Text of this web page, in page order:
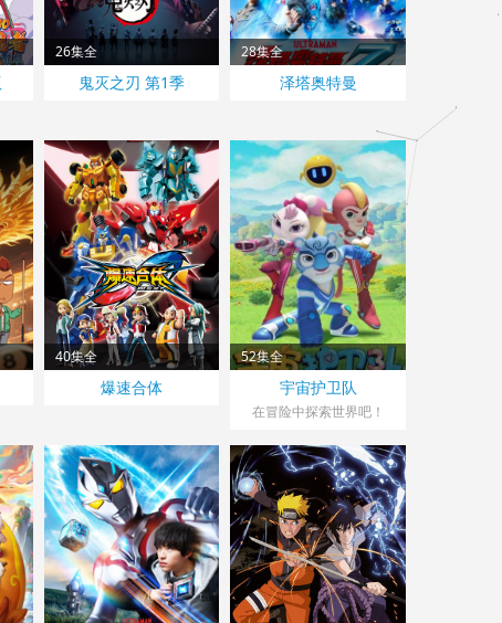
26集全
鬼灭之刃 第1季
28集全
泽塔奥特曼
40集全
爆速合体
52集全
宇宙护卫队
在冒险中探索世界吧！